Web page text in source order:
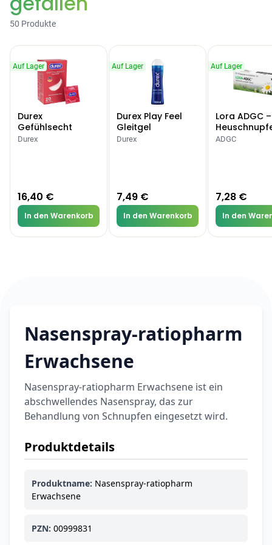
50 Produkte
Auf Lager
Durex
Gefühlsecht
Classic Kondome
Durex
16,40 €
In den Warenkorb
Auf Lager
Durex Play Feel
Gleitgel
Durex
7,49 €
In den Warenkorb
Auf Lager
Lora ADGC
Allergien
ADGC
7,28 €
In den
Nasenspray-ratiopharm
Erwachsene
Nasenspray-ratiopharm Erwachsene ist ein
abschwellendes Nasenspray, das zur
Behandlung von Schnupfen eingesetzt wird.
Produktdetails
Produktname: Nasenspray-ratiopharm
Erwachsene
PZN: 00999831